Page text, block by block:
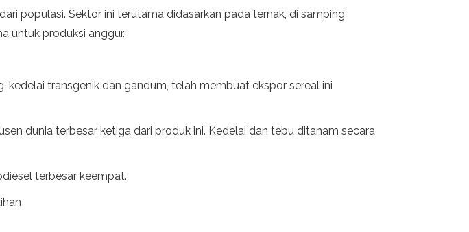
populasi. Sektor ini terutama didasarkan pada ternak, di samping
untuk produksi anggur.
transgenik dan gandum, telah membuat ekspor sereal ini
dunia terbesar ketiga dari produk ini. Kedelai dan tebu ditanam secara
terbesar keempat.